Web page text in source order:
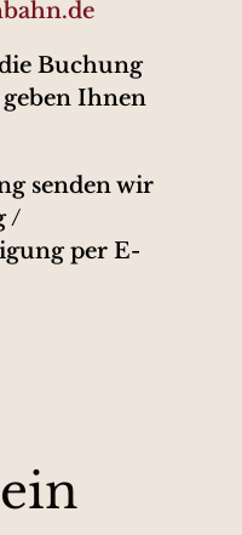
Buchung
Ihnen
senden wir
/
per E-